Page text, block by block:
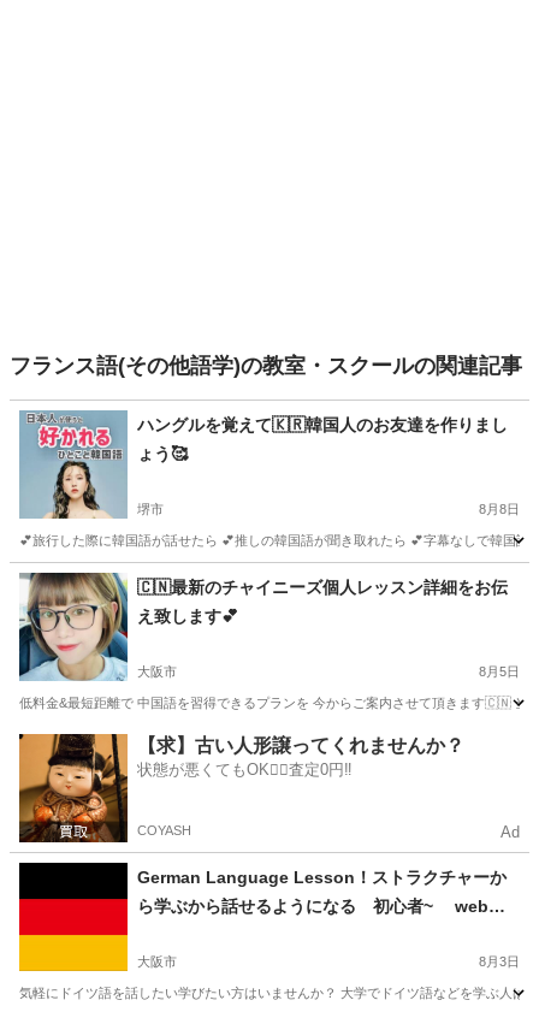
フランス語(その他語学)の教室・スクールの関連記事
ハングルを覚えて🇰🇷韓国人のお友達を作りまし
ょう🥰
堺市 8月8日
💕旅行した際に韓国語が話せたら 💕推しの韓国語が聞き取れたら 💕字幕なしで韓
大阪 堺市 韓国語 レッスン
🇨🇳最新のチャイニーズ個人レッスン詳細をお伝
え致します💕
大阪市 8月5日
低料金&最短距離で 中国語を習得できるプランを 今からご案内させて頂きます🇨🇳 当
大阪 大阪市 中国語 レッスン
【求】古い人形譲ってくれませんか？
状態が悪くてもOK🙆‍♀️査定0円‼️
COYASH Ad
German Language Lesson！ストラクチャーか
ら学ぶから話せるようになる 初心者~ web f
市）
大阪市 8月3日
気軽にドイツ語を話したい学びたい方はいませんか？ 大学でドイツ語などを学ぶ人